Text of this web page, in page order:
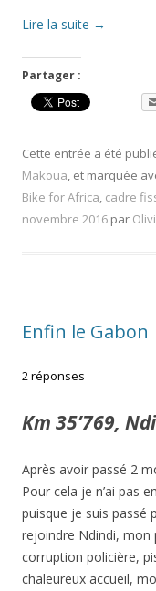
Lire la suite →
Partager :
Cette entrée a été
Makoua, et marquée
Bike for Africa, cadre
novembre 2016 par
Enfin le Gabon
2 réponses
Km 35’769,
Après avoir passé 2
Pour cela je n’ai pas
puisque je suis passé
rejoindre Ndindi, mon
corruption policière,
chaleureux accueil,